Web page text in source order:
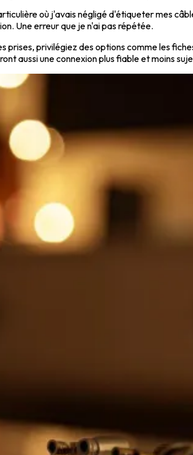
où j'avais négligé d'étiqueter mes
Une erreur que je n'ai pas répétée.
prises, privilégiez des options comme les
aussi une connexion plus fiable et moins